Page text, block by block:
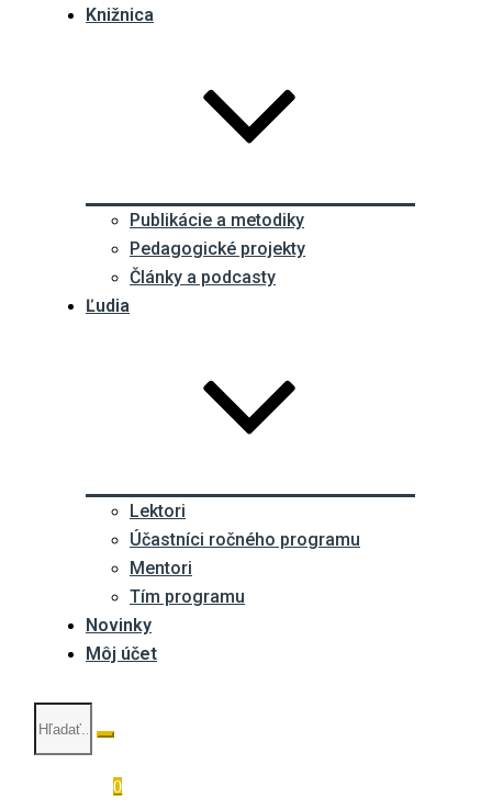
Knižnica
Publikácie a metodiky
Pedagogické projekty
Články a podcasty
Ľudia
Lektori
Účastníci ročného programu
Mentori
Tím programu
Novinky
Môj účet
0